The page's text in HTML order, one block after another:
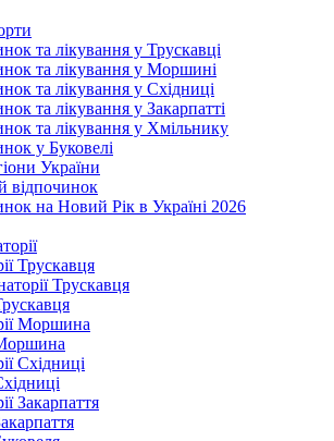
та лікування у Трускавці
та лікування у Моршині
та лікування у Східниці
та лікування у Закарпатті
та лікування у Хмільнику
у Буковелі
України
відпочинок
на Новий Рік в Україні 2026
Трускавця
Трускавця
Моршина
Східниці
Закарпаття